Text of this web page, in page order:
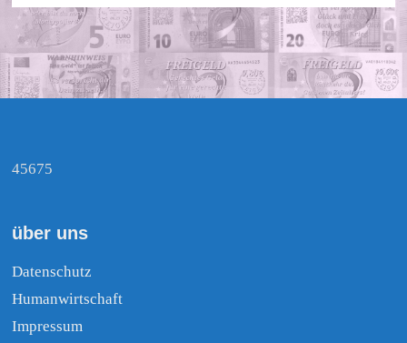
45675
über uns
Datenschutz
Humanwirtschaft
Impressum